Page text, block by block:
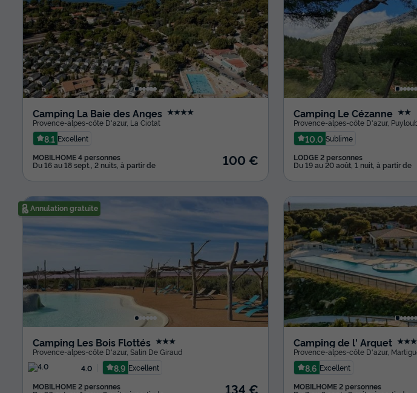
Camping La Baie des Anges ★★★★
Provence-alpes-côte D'azur, La Ciotat
8.1 Excellent
MOBILHOME 4 personnes
Du 16 au 18 sept., 2 nuits, à partir de 100 €
Camping Le Cézanne ★★
Provence-alpes-côte D'azur,
10.0 Sublime
LODGE 2 personnes
Du 19 au 20 août, 1 nuit, à partir de
Annulation gratuite
Camping Les Bois Flottés ★★★
Provence-alpes-côte D'azur, Salin De Giraud
4.0
8.9 Excellent
MOBILHOME 2 personnes
134 €
Camping de l' Arquet
Provence-alpes-côte D'azur,
8.6 Excellent
MOBILHOME 2 personnes